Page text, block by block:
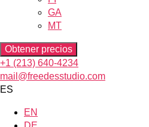
GA
MT
Obtener precios
+1 (213) 640-4234
mail@freedesstudio.com
ES
EN